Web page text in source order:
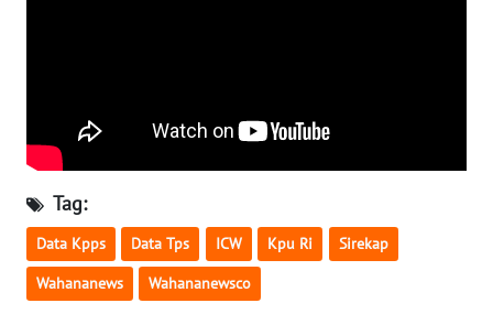
Tag:
Data Kpps Data Tps ICW Kpu Ri Sirekap
Wahananews Wahananewsco
WN
WN
SULTENG